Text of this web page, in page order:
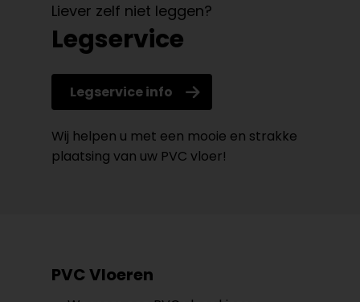
Liever zelf niet leggen?
Legservice
Legservice info
Wij helpen u met een mooie en strakke
plaatsing van uw PVC vloer!
PVC Vloeren